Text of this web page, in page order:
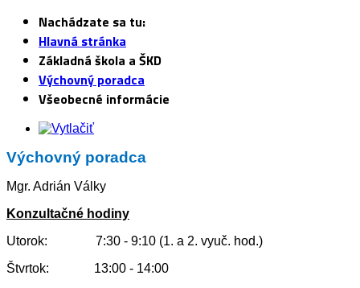
Nachádzate sa tu:
Hlavná stránka
Základná škola a ŠKD
Výchovný poradca
Všeobecné informácie
Výchovný poradca
Mgr. Adrián Války
Konzultačné hodiny
Utorok: 7:30 - 9:10 (1. a 2. vyuč. hod.)
Štvrtok: 13:00 - 14:00